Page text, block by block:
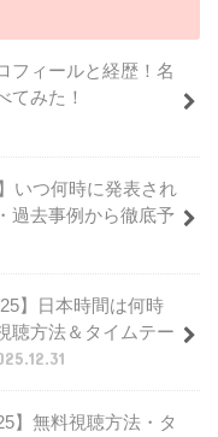
フィールと経歴！名
てみた！
いつ何時に発表され
過去事例から徹底予
】日本時間は何時
聴方法＆タイムテー
】無料視聴方法・タ